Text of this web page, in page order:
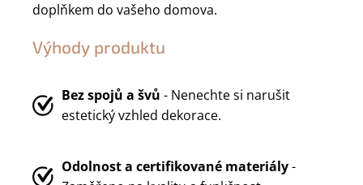
doplňkem do vašeho domova.
Výhody produktu
Bez spojů a švů - Nenechte si narušit
estetický vzhled dekorace.
Odolnost a certifikované materiály-